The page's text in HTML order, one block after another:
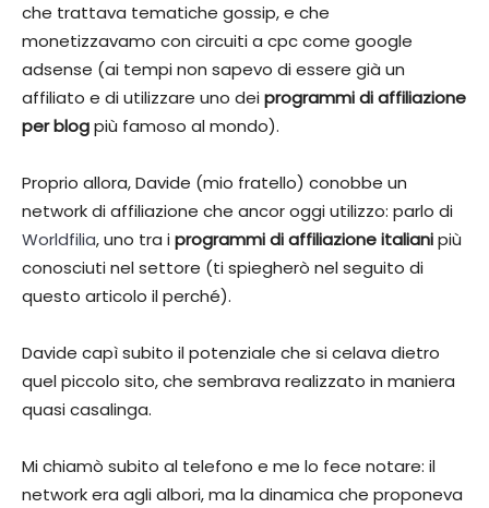
che trattava tematiche gossip, e che
monetizzavamo con circuiti a cpc come google
adsense (ai tempi non sapevo di essere già un
affiliato e di utilizzare uno deiprogrammi di affiliazione
per blogpiù famoso al mondo).
Proprio allora, Davide (mio fratello) conobbe un
network di affiliazione che ancor oggi utilizzo: parlo di
Worldfilia, uno tra iprogrammi di affiliazione italianipiù
conosciuti nel settore (ti spiegherò nel seguito di
questo articolo il perché).
Davide capì subito il potenziale che si celava dietro
quel piccolo sito, che sembrava realizzato in maniera
quasi casalinga.
Mi chiamò subito al telefono e me lo fece notare: il
network era agli albori, ma la dinamica che proponeva